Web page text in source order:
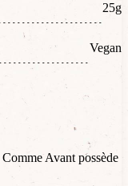
25g
Vegan
Avant possède